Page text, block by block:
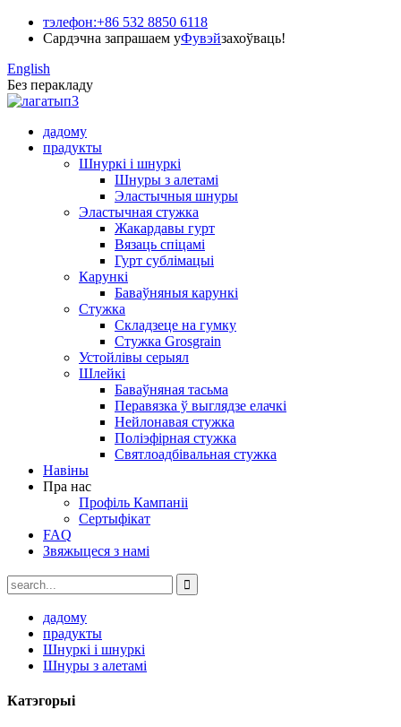
тэлефон:+86 532 8850 6118
Сардэчна запрашаем уФувэйзахоўваць!
English
Без перакладу
дадому
прадукты
Шнуркі і шнуркі
Шнуры з алетамі
Эластычныя шнуры
Эластычная стужка
Жакардавы гурт
Вязаць спіцамі
Гурт сублімацыі
Карункі
Баваўняныя карункі
Стужка
Складзеце на гумку
Стужка Grosgrain
Устойлівы серыял
Шлейкі
Баваўняная тасьма
Перавязка ў выглядзе елачкі
Нейлонавая стужка
Поліэфірная стужка
Святлоадбівальная стужка
Навіны
Пра нас
Профіль Кампаніі
Сертыфікат
FAQ
Звяжыцеся з намі
дадому
прадукты
Шнуркі і шнуркі
Шнуры з алетамі
Катэгорыі